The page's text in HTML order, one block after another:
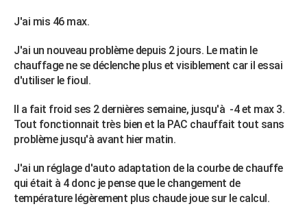
J'ai mis 46 max.
J'ai un nouveau problème depuis 2 jours. Le matin le
chauffage ne se déclenche plus et visiblement car il essai
d'utiliser le fioul.
Il a fait froid ses 2 dernières semaine, jusqu'à -4 et max 3.
Tout fonctionnait très bien et la PAC chauffait tout sans
problème jusqu'à avant hier matin.
J'ai un réglage d'auto adaptation de la courbe de chauffe
qui était à 4 donc je pense que le changement de
température légèrement plus chaude joue sur le calcul.